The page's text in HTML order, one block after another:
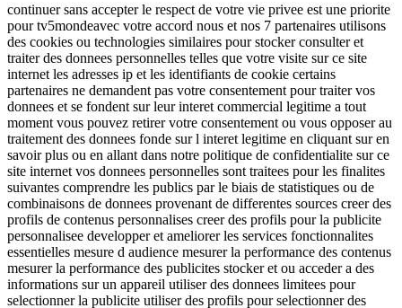
continuer sans accepter le respect de votre vie privee est une priorite
pour tv5mondeavec votre accord nous et nos 7 partenaires utilisons
des cookies ou technologies similaires pour stocker consulter et
traiter des donnees personnelles telles que votre visite sur ce site
internet les adresses ip et les identifiants de cookie certains
partenaires ne demandent pas votre consentement pour traiter vos
donnees et se fondent sur leur interet commercial legitime a tout
moment vous pouvez retirer votre consentement ou vous opposer au
traitement des donnees fonde sur l interet legitime en cliquant sur en
savoir plus ou en allant dans notre politique de confidentialite sur ce
site internet vos donnees personnelles sont traitees pour les finalites
suivantes comprendre les publics par le biais de statistiques ou de
combinaisons de donnees provenant de differentes sources creer des
profils de contenus personnalises creer des profils pour la publicite
personnalisee developper et ameliorer les services fonctionnalites
essentielles mesure d audience mesurer la performance des contenus
mesurer la performance des publicites stocker et ou acceder a des
informations sur un appareil utiliser des donnees limitees pour
selectionner la publicite utiliser des profils pour selectionner des